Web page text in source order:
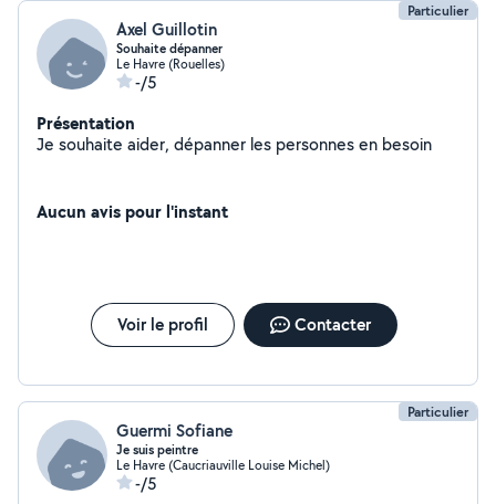
Particulier
Axel Guillotin
Souhaite dépanner
Le Havre (Rouelles)
-/5
Présentation
Je souhaite aider, dépanner les personnes en besoin
Aucun avis pour l'instant
Voir le profil Contacter
Particulier
Guermi Sofiane
Je suis peintre
Le Havre (Caucriauville Louise Michel)
-/5